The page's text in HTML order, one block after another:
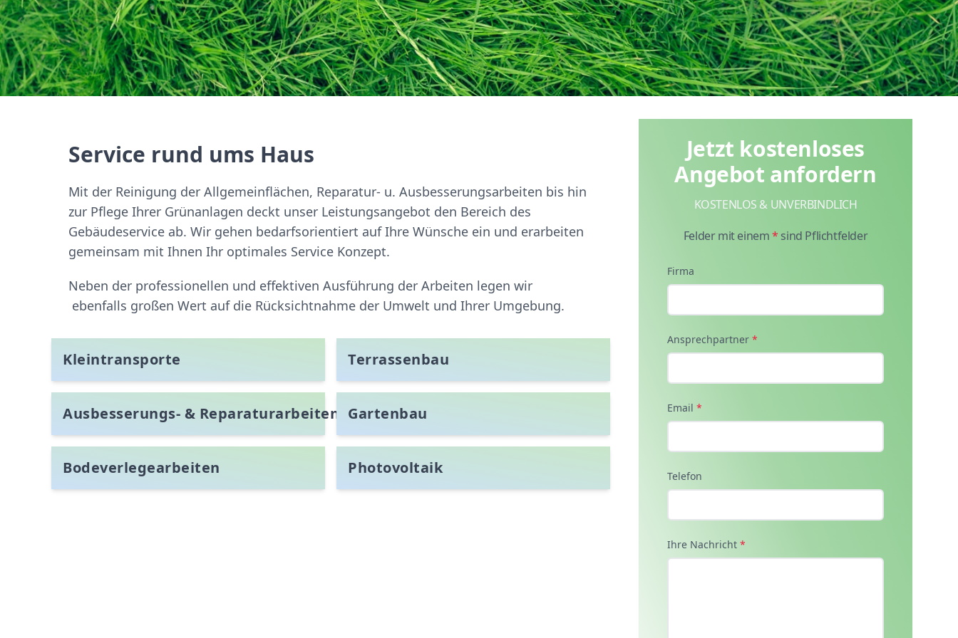
Service rund ums Haus
Mit der Reinigung der Allgemeinflächen, Reparatur- u. Ausbesserungsarbeiten bis hin
zur Pflege Ihrer Grünanlagen deckt unser Leistungsangebot den Bereich des
Gebäudeservice ab. Wir gehen bedarfsorientiert auf Ihre Wünsche ein und erarbeiten
gemeinsam mit Ihnen Ihr optimales Service Konzept.
Neben der professionellen und effektiven Ausführung der Arbeiten legen wir
ebenfalls großen Wert auf die Rücksichtnahme der Umwelt und Ihrer Umgebung.
Kleintransporte Terrassenbau
Ausbesserungs- & Reparaturarbeiten Gartenbau
Bodeverlegearbeiten Photovoltaik
Jetzt kostenloses
Angebot anfordern
KOSTENLOS & UNVERBINDLICH
Felder mit einem* sind Pflichtfelder
Firma
Ansprechpartner *
Email *
Telefon
Ihre Nachricht *